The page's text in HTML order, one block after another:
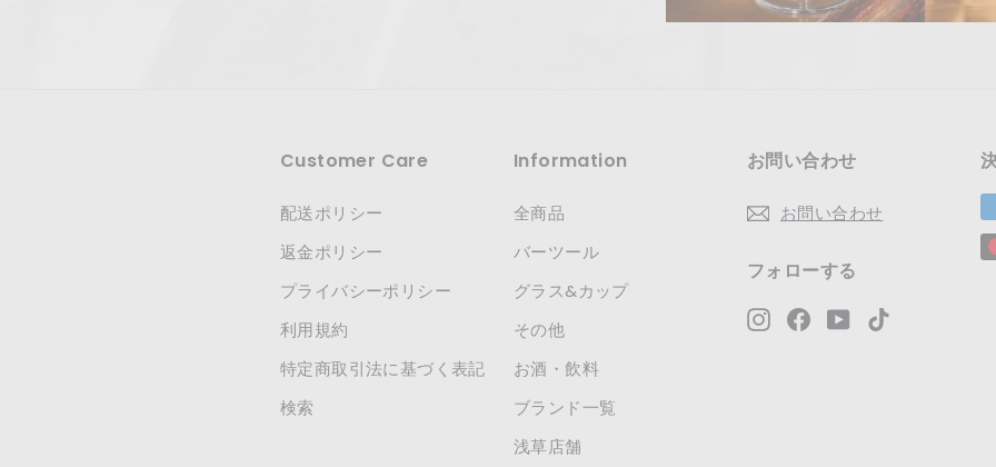
Customer Care
配送ポリシー
返金ポリシー
プライバシーポリシー
利用規約
特定商取引法に基づく表記
検索
Information
全商品
バーツール
グラス&カップ
その他
お酒・飲料
ブランド一覧
浅草店舗
お問い合わせ
お問い合わせ
フォローする
InstagramFacebookYouTube